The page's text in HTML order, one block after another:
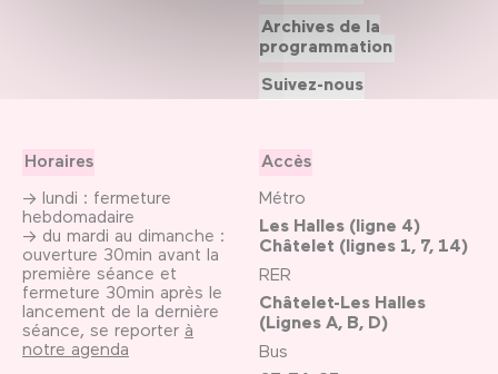
Horaires
→ lundi : fermeture
hebdomadaire
→ du mardi au dimanche :
ouverture 30min avant la
première séance et
fermeture 30min après le
lancement de la dernière
séance, se reporter à
notre agenda
Accès
Métro
Les Halles (ligne 4)
Châtelet (lignes 1, 7, 14)
RER
Châtelet-Les Halles
(Lignes A, B, D)
Bus
Archives de la
programmation
Suivez-nous